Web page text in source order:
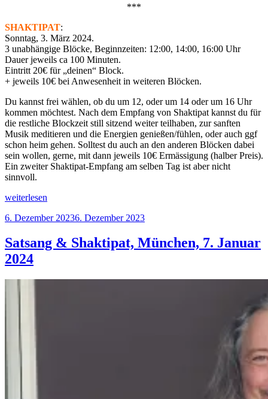
***
SHAKTIPAT:
Sonntag, 3. März 2024.
3 unabhängige Blöcke, Beginnzeiten: 12:00, 14:00, 16:00 Uhr
Dauer jeweils ca 100 Minuten.
Eintritt 20€ für „deinen“ Block.
+ jeweils 10€ bei Anwesenheit in weiteren Blöcken.
Du kannst frei wählen, ob du um 12, oder um 14 oder um 16 Uhr
kommen möchtest. Nach dem Empfang von Shaktipat kannst du für
die restliche Blockzeit still sitzend weiter teilhaben, zur sanften
Musik meditieren und die Energien genießen/fühlen, oder auch ggf
schon heim gehen. Solltest du auch an den anderen Blöcken dabei
sein wollen, gerne, mit dann jeweils 10€ Ermässigung (halber Preis).
Ein zweiter Shaktipat-Empfang am selben Tag ist aber nicht
sinnvoll.
„Satsang
Shaktipat,
2+3.
März
2024“
weiterlesen
Veröffentlicht
6. Dezember 20236. Dezember 2023
Satsang & Shaktipat, München, 7. Januar
2024